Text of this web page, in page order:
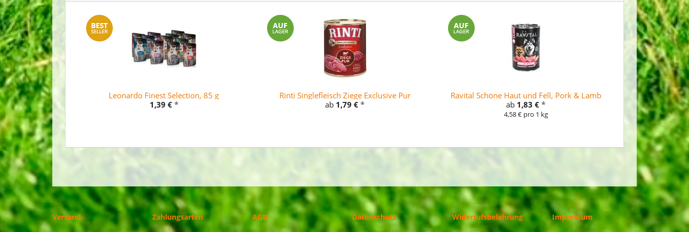
Leonardo Finest Selection, 85 g
1,39 € *
Rinti Singlefleisch Ziege Exclusive Pur
ab 1,79 € *
Ravital Schöne Haut und Fell, Pork & Lamb
ab 1,83 € *
4,58 € pro 1 kg
Versand Zahlungsarten AGB Datenschutz Widerrufsbelehrung Impressum